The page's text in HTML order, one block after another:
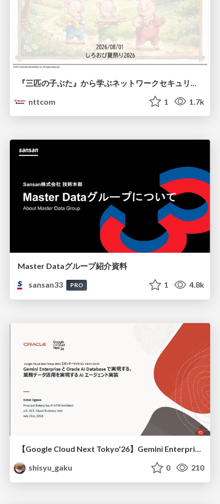
nttcom
1 1.7k
Master Dataグループ紹介資料
sansan33
PRO 1 4.8k
【Google Cloud Next Tokyo'26】Gemini Enterprise と Oracle AI Database で実現する、 業務データ活用を実現する AI エージェント実装
shisyu_gaku
0 210